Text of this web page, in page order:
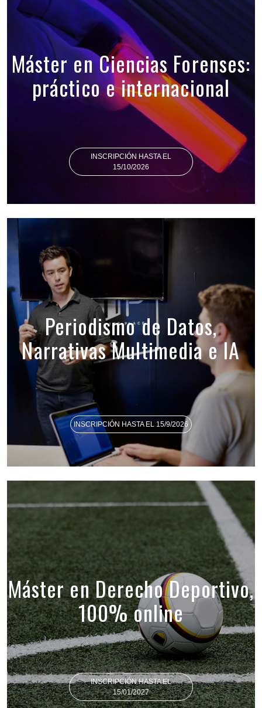
Máster en Ciencias Forenses:
práctico e internacional
INSCRIPCIÓN HASTA EL
15/10/2026
Periodismo de Datos,
Narrativas Multimedia e IA
INSCRIPCIÓN HASTA EL 15/9/2026
Máster en Derecho Deportivo,
100% online
INSCRIPCIÓN HASTA EL
15/01/2027